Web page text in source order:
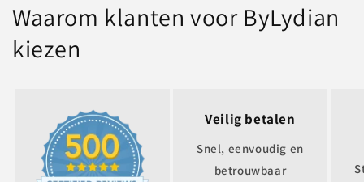
Waarom klanten voor ByLydian
kiezen
Veilig betalen
Snel, eenvoudig en
betrouwbaar